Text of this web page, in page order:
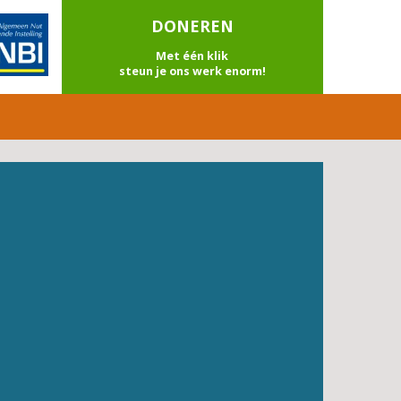
DONEREN
Met één klik
steun je ons werk enorm!